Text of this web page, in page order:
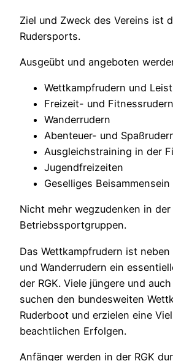
Ziel und Zweck des Vereins ist
Rudersports.
Ausgeübt und angeboten
Wettkampfrudern und
Freizeit- und Fitnessrudern
Wanderrudern
Abenteuer- und
Ausgleichstraining in der
Jugendfreizeiten
Geselliges
Nicht mehr wegzudenken in der
Betriebssportgruppen.
Das Wettkampfrudern ist
und Wanderrudern ein
der RGK. Viele jüngere und
suchen den bundesweiten
Ruderboot und erzielen eine
beachtlichen Erfolgen.
Anfänger werden in der RGK